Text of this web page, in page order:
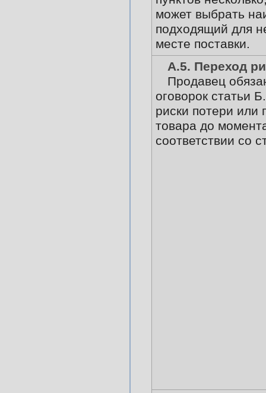
может выбрать
подходящий для
месте поставки.
А.5. Переход
Продавец
оговорок статьи
риски потери или
товара до
соответствии со